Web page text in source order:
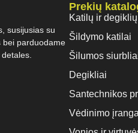
susijusias su
bei parduodame
Prekių
Katilų ir
Šildymo katilai
Šilumos
Degikliai
Santechnikos
Vėdinimo įranga